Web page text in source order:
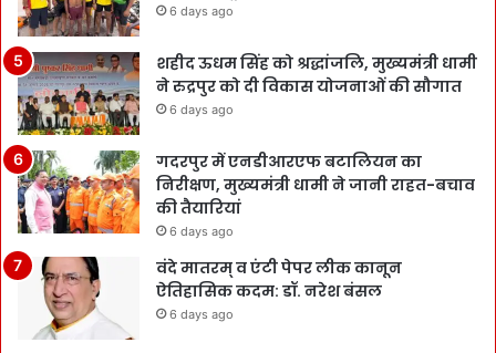
6 days ago
शहीद ऊधम सिंह को श्रद्धांजलि, मुख्यमंत्री धामी
ने रुद्रपुर को दी विकास योजनाओं की सौगात
6 days ago
गदरपुर में एनडीआरएफ बटालियन का
निरीक्षण, मुख्यमंत्री धामी ने जानी राहत-बचाव
की तैयारियां
6 days ago
वंदे मातरम् व एंटी पेपर लीक कानून
ऐतिहासिक कदम: डॉ. नरेश बंसल
6 days ago